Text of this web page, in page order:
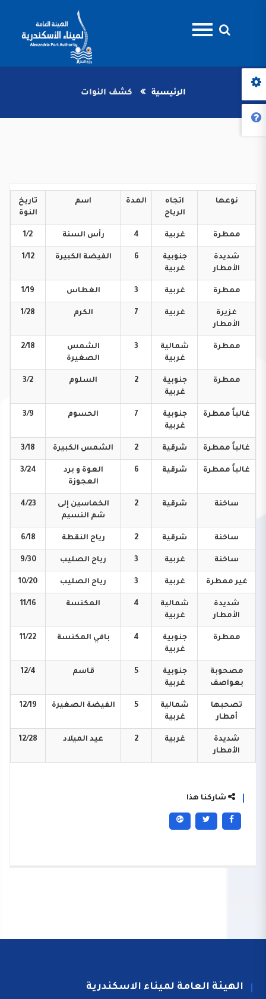
الرئيسية كشف النوات
نوعها
اتجاه
الرياح
المدة اسم
تاريخ
النوة
ممطرة غربية 4 رأس السنة 1/2
شديدة
الأمطار
جنوبية
غربية
6 الفيضة الكبيرة 1/12
ممطرة غربية 3 الغطاس 1/19
غزيرة
الأمطار
غربية 7 الكرم 1/28
ممطرة
شمالية
غربية
3
الشمس
الصغيرة
2/18
ممطرة
جنوبية
غربية
2 السلوم 3/2
غالباً ممطرة
جنوبية
غربية
7 الحسوم 3/9
غالباً ممطرة شرقية 2 الشمس الكبيرة 3/18
غالباً ممطرة شرقية 6
العوة و برد
العجوزة
3/24
ساخنة شرقية 2
الخماسين إلى
شم النسيم
4/23
ساخنة شرقية 2 رياح النقطة 6/18
ساخنة غربية 3 رياح الصليب 9/30
غير ممطرة غربية 3 رياح الصليب 10/20
شديدة
الأمطار
شمالية
غربية
4 المكنسة 11/16
ممطرة
جنوبية
غربية
4 بافي المكنسة 11/22
مصحوبة
بعواصف
جنوبية
غربية
5 قاسم 12/4
تصحبها
أمطار
شمالية
غربية
5 الفيضة الصغيرة 12/19
شديدة
الأمطار
غربية 2 عيد الميلاد 12/28
شاركنا هذا
الهيئة العامة لميناء الاسكندرية